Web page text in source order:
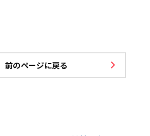
前のページに戻る